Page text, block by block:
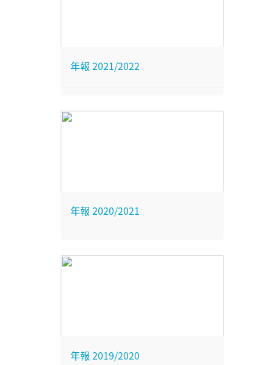
年報 2021/2022
年報 2020/2021
年報 2019/2020